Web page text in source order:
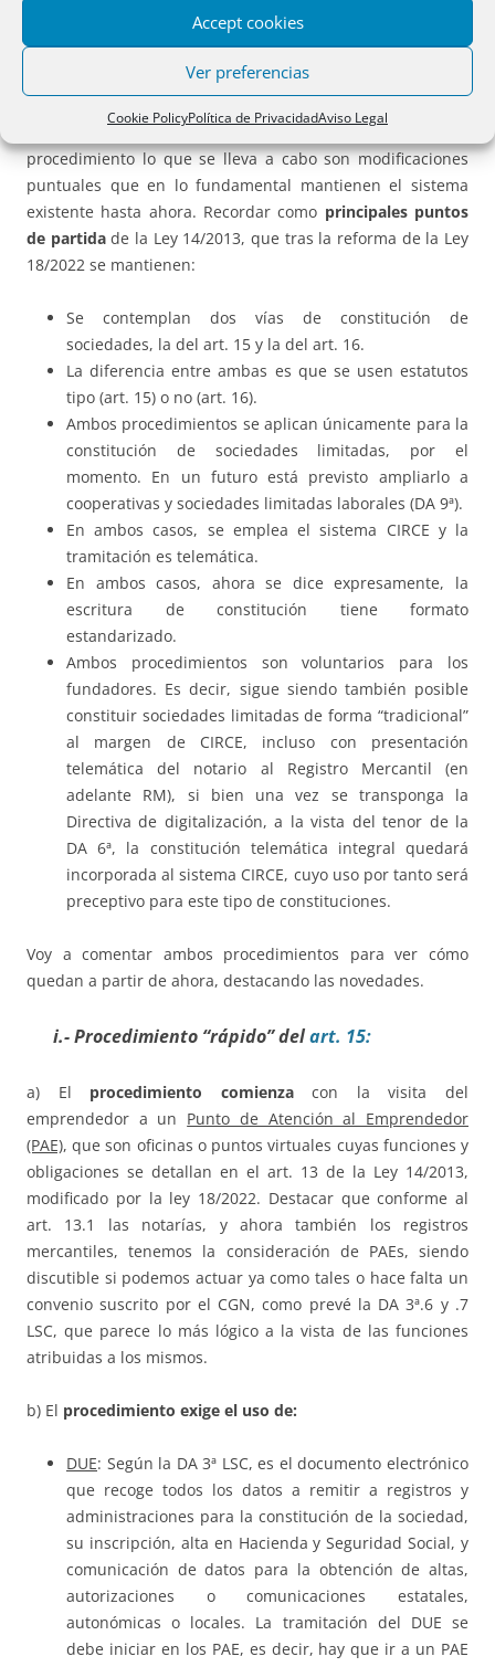
Accept cookies
Ver preferencias
Cookie PolicyPolítica de PrivacidadAviso Legal
traspuesta, ya que la constitución íntegra telemática de
sociedades con intervención notarial será a través de
En realidad, más que una verdadera modificación del
procedimiento lo que se lleva a cabo son modificaciones
puntuales que en lo fundamental mantienen el sistema
existente hasta ahora. Recordar como principales puntos
de partidade la Ley 14/2013, que tras la reforma de la Ley
18/2022 se mantienen:
Se contemplan dos vías de constitución de
sociedades, la del art. 15 y la del art. 16.
La diferencia entre ambas es que se usen estatutos
tipo (art. 15) o no (art. 16).
Ambos procedimientos se aplican únicamente para la
constitución de sociedades limitadas, por el
momento. En un futuro está previsto ampliarlo a
cooperativas y sociedades limitadas laborales (DA 9ª).
En ambos casos, se emplea el sistema CIRCE y la
tramitación es telemática.
En ambos casos, ahora se dice expresamente, la
escritura de constitución tiene formato
estandarizado.
Ambos procedimientos son voluntarios para los
fundadores. Es decir, sigue siendo también posible
constituir sociedades limitadas de forma “tradicional”
al margen de CIRCE, incluso con presentación
telemática del notario al Registro Mercantil (en
adelante RM), si bien una vez se transponga la
Directiva de digitalización, a la vista del tenor de la
DA 6ª, la constitución telemática integral quedará
incorporada al sistema CIRCE, cuyo uso por tanto será
preceptivo para este tipo de constituciones.
Voy a comentar ambos procedimientos para ver cómo
quedan a partir de ahora, destacando las novedades.
i.- Procedimiento “rápido” delart. 15:
a) El procedimiento comienzacon la visita del
emprendedor a un Punto de Atención al Emprendedor
(PAE), que son oficinas o puntos virtuales cuyas funciones y
obligaciones se detallan en el art. 13 de la Ley 14/2013,
modificado por la ley 18/2022. Destacar que conforme al
art. 13.1 las notarías, y ahora también los registros
mercantiles, tenemos la consideración de PAEs, siendo
discutible si podemos actuar ya como tales o hace falta un
convenio suscrito por el CGN, como prevé la DA 3ª.6 y .7
LSC, que parece lo más lógico a la vista de las funciones
atribuidas a los mismos.
b) El procedimiento exige el uso de:
DUE: Según la DA 3ª LSC, es el documento electrónico
que recoge todos los datos a remitir a registros y
administraciones para la constitución de la sociedad,
su inscripción, alta en Hacienda y Seguridad Social, y
comunicación de datos para la obtención de altas,
autorizaciones o comunicaciones estatales,
autonómicas o locales. La tramitación del DUE se
debe iniciar en los PAE, es decir, hay que ir a un PAE